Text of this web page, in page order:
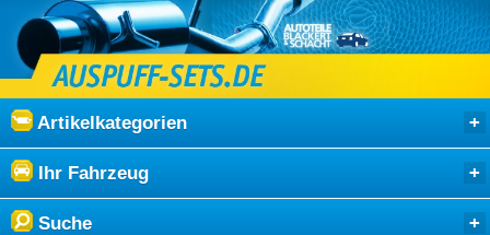
Artikelkategorien
Ihr Fahrzeug
Suche